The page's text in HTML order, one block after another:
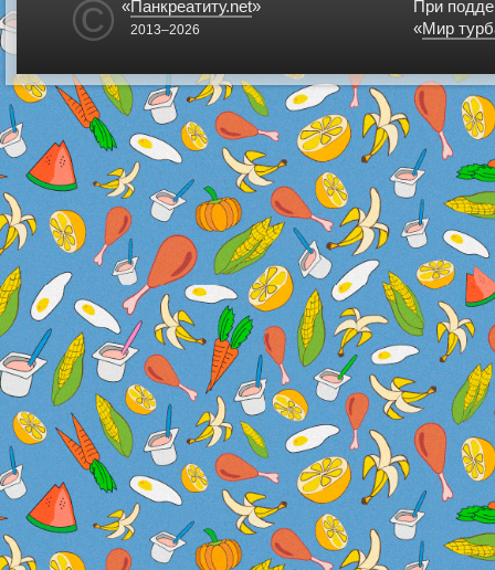
© «Панкреатиту.net»
2013–2026
При
«Мир